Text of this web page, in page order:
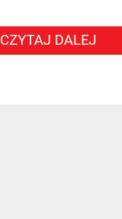
CZYTAJ DALEJ